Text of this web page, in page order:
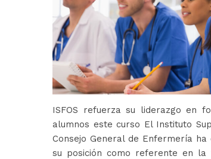
ISFOS refuerza su liderazgo en
alumnos este curso El Instituto
Consejo General de Enfermería
su posición como referente en la